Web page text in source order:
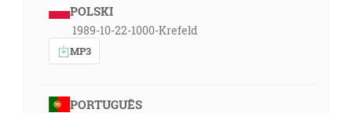
POLSKI
1989-10-22-1000-Krefeld
MP3
PORTUGUÊS